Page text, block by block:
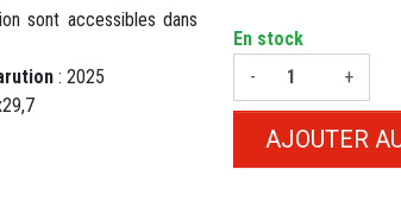
sont accessibles dans
: 2025
En stock
-
+
AJOUTER